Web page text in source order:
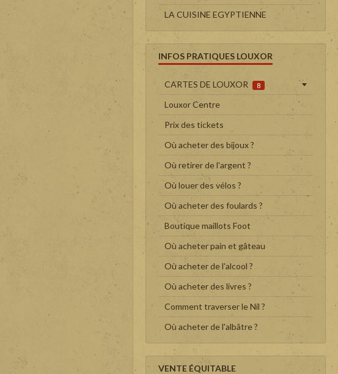
LA CUISINE EGYPTIENNE
INFOS PRATIQUES LOUXOR
CARTES DE LOUXOR 8
Louxor Centre
Prix des tickets
Où acheter des bijoux ?
Où retirer de l'argent ?
Où louer des vélos ?
Où acheter des foulards ?
Boutique maillots Foot
Où acheter pain et gâteau
Où acheter de l'alcool ?
Où acheter des livres ?
Comment traverser le Nil ?
Où acheter de l'albâtre ?
VENTE ÉQUITABLE